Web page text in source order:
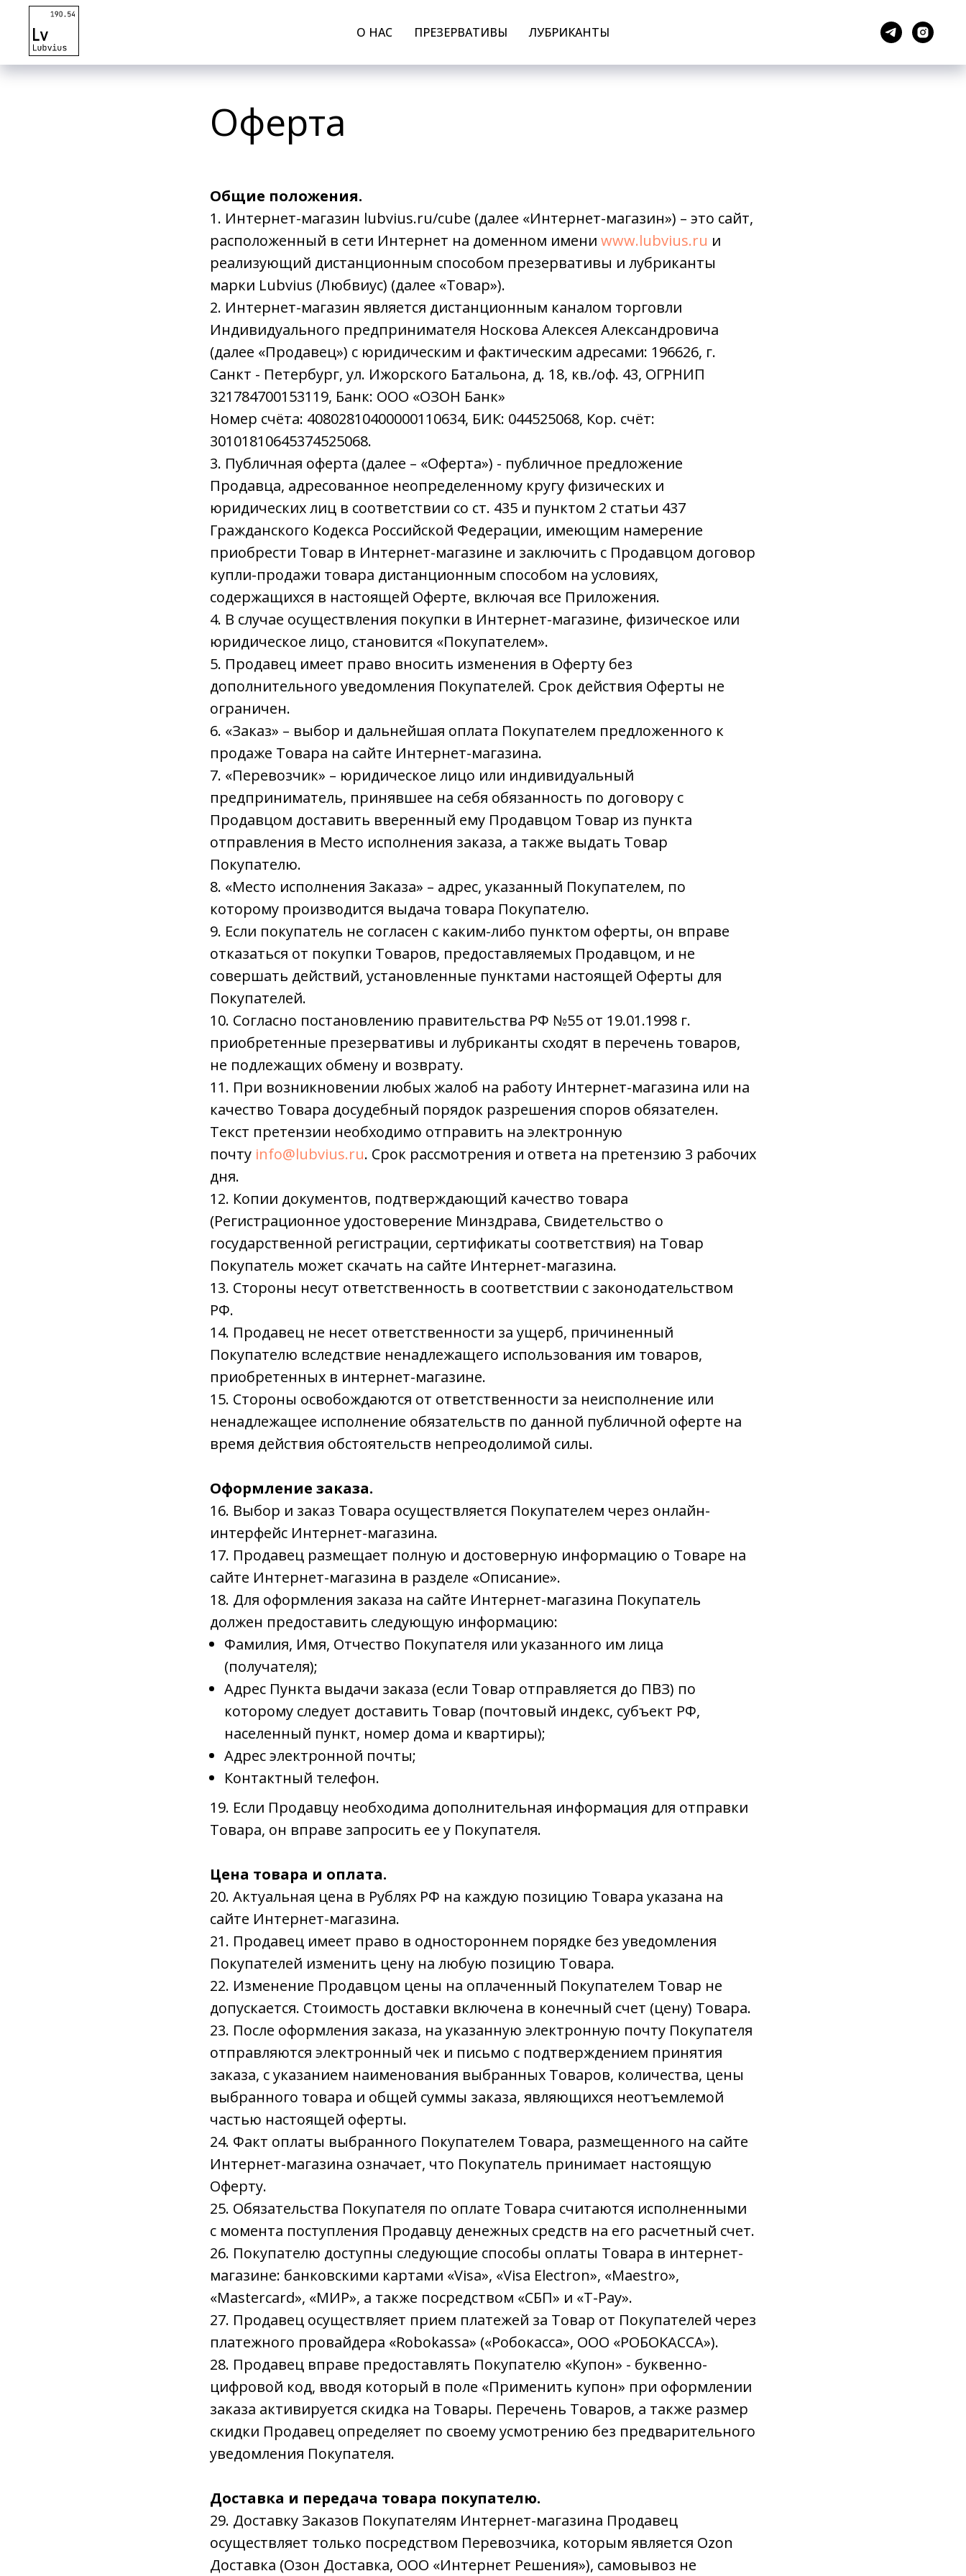
О НАС ПРЕЗЕРВАТИВЫ ЛУБРИКАНТЫ
Оферта
Общие положения.
1. Интернет-магазин lubvius.ru/cube (далее «Интернет-магазин») – это сайт,
расположенный в сети Интернет на доменном имени www.lubvius.ru и
реализующий дистанционным способом презервативы и лубриканты
марки Lubvius (Любвиус) (далее «Товар»).
2. Интернет-магазин является дистанционным каналом торговли
Индивидуального предпринимателя Носкова Алексея Александровича
(далее «Продавец») с юридическим и фактическим адресами: 196626, г.
Санкт - Петербург, ул. Ижорского Батальона, д. 18, кв./оф. 43, ОГРНИП
321784700153119, Банк: ООО «ОЗОН Банк»
Номер счёта: 40802810400000110634, БИК: 044525068, Кор. счёт:
30101810645374525068.
3. Публичная оферта (далее – «Оферта») - публичное предложение
Продавца, адресованное неопределенному кругу физических и
юридических лиц в соответствии со ст. 435 и пунктом 2 статьи 437
Гражданского Кодекса Российской Федерации, имеющим намерение
приобрести Товар в Интернет-магазине и заключить с Продавцом договор
купли-продажи товара дистанционным способом на условиях,
содержащихся в настоящей Оферте, включая все Приложения.
4. В случае осуществления покупки в Интернет-магазине, физическое или
юридическое лицо, становится «Покупателем».
5. Продавец имеет право вносить изменения в Оферту без
дополнительного уведомления Покупателей. Срок действия Оферты не
ограничен.
6. «Заказ» – выбор и дальнейшая оплата Покупателем предложенного к
продаже Товара на сайте Интернет-магазина.
7. «Перевозчик» – юридическое лицо или индивидуальный
предприниматель, принявшее на себя обязанность по договору с
Продавцом доставить вверенный ему Продавцом Товар из пункта
отправления в Место исполнения заказа, а также выдать Товар
Покупателю.
8. «Место исполнения Заказа» – адрес, указанный Покупателем, по
которому производится выдача товара Покупателю.
9. Если покупатель не согласен с каким-либо пунктом оферты, он вправе
отказаться от покупки Товаров, предоставляемых Продавцом, и не
совершать действий, установленные пунктами настоящей Оферты для
Покупателей.
10. Согласно постановлению правительства РФ №55 от 19.01.1998 г.
приобретенные презервативы и лубриканты сходят в перечень товаров,
не подлежащих обмену и возврату.
11. При возникновении любых жалоб на работу Интернет-магазина или на
качество Товара досудебный порядок разрешения споров обязателен.
Текст претензии необходимо отправить на электронную
почту info@lubvius.ru. Срок рассмотрения и ответа на претензию 3 рабочих
дня.
12. Копии документов, подтверждающий качество товара
(Регистрационное удостоверение Минздрава, Свидетельство о
государственной регистрации, сертификаты соответствия) на Товар
Покупатель может скачать на сайте Интернет-магазина.
13. Стороны несут ответственность в соответствии с законодательством
РФ.
14. Продавец не несет ответственности за ущерб, причиненный
Покупателю вследствие ненадлежащего использования им товаров,
приобретенных в интернет-магазине.
15. Стороны освобождаются от ответственности за неисполнение или
ненадлежащее исполнение обязательств по данной публичной оферте на
время действия обстоятельств непреодолимой силы.
Оформление заказа.
16. Выбор и заказ Товара осуществляется Покупателем через онлайн-
интерфейс Интернет-магазина.
17. Продавец размещает полную и достоверную информацию о Товаре на
сайте Интернет-магазина в разделе «Описание».
18. Для оформления заказа на сайте Интернет-магазина Покупатель
должен предоставить следующую информацию:
Фамилия, Имя, Отчество Покупателя или указанного им лица
(получателя);
Адрес Пункта выдачи заказа (если Товар отправляется до ПВЗ) по
которому следует доставить Товар (почтовый индекс, субъект РФ,
населенный пункт, номер дома и квартиры);
Адрес электронной почты;
Контактный телефон.
19. Если Продавцу необходима дополнительная информация для отправки
Товара, он вправе запросить ее у Покупателя.
Цена товара и оплата.
20. Актуальная цена в Рублях РФ на каждую позицию Товара указана на
сайте Интернет-магазина.
21. Продавец имеет право в одностороннем порядке без уведомления
Покупателей изменить цену на любую позицию Товара.
22. Изменение Продавцом цены на оплаченный Покупателем Товар не
допускается. Стоимость доставки включена в конечный счет (цену) Товара.
23. После оформления заказа, на указанную электронную почту Покупателя
отправляются электронный чек и письмо с подтверждением принятия
заказа, с указанием наименования выбранных Товаров, количества, цены
выбранного товара и общей суммы заказа, являющихся неотъемлемой
частью настоящей оферты.
24. Факт оплаты выбранного Покупателем Товара, размещенного на сайте
Интернет-магазина означает, что Покупатель принимает настоящую
Оферту.
25. Обязательства Покупателя по оплате Товара считаются исполненными
с момента поступления Продавцу денежных средств на его расчетный счет.
26. Покупателю доступны следующие способы оплаты Товара в интернет-
магазине: банковскими картами «Visa», «Visa Electron», «Maestro»,
«Mastercard», «МИР», а также посредством «СБП» и «Т-Pay».
27. Продавец осуществляет прием платежей за Товар от Покупателей через
платежного провайдера «Robokassa» («Робокасса», ООО «РОБОКАССА»).
28. Продавец вправе предоставлять Покупателю «Купон» - буквенно-
цифровой код, вводя который в поле «Применить купон» при оформлении
заказа активируется скидка на Товары. Перечень Товаров, а также размер
скидки Продавец определяет по своему усмотрению без предварительного
уведомления Покупателя.
Доставка и передача товара покупателю.
29. Доставку Заказов Покупателям Интернет-магазина Продавец
осуществляет только посредством Перевозчика, которым является Оzon
Доставка (Озон Доставка, ООО «Интернет Решения»), самовывоз не